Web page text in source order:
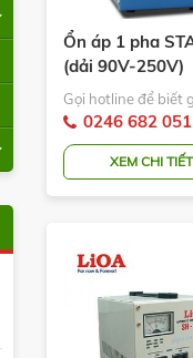
Ổn áp 1 pha
(dải 90V-250V)
ST.XXXX-DR
Gọi hotline để biết
0246 682
XEM CHI TIẾT